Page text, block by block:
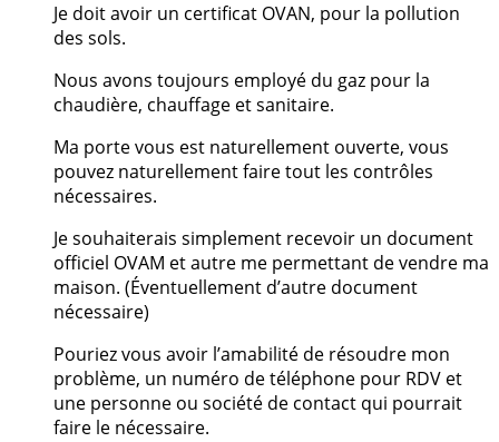
Je doit avoir un certificat OVAN, pour la pollution
des sols.
Nous avons toujours employé du gaz pour la
chaudière, chauffage et sanitaire.
Ma porte vous est naturellement ouverte, vous
pouvez naturellement faire tout les contrôles
nécessaires.
Je souhaiterais simplement recevoir un document
officiel OVAM et autre me permettant de vendre ma
maison. (Éventuellement d’autre document
nécessaire)
Pouriez vous avoir l’amabilité de résoudre mon
problème, un numéro de téléphone pour RDV et
une personne ou société de contact qui pourrait
faire le nécessaire.